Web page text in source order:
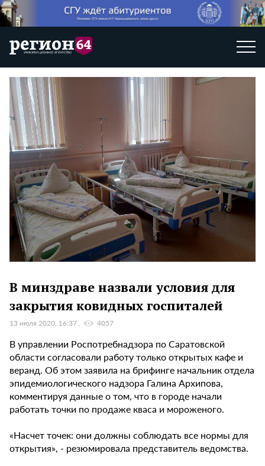
В минздраве назвали условия для
закрытия ковидных госпиталей
13 июля 2020, 16:37 4057
В управлении Роспотребнадзора по Саратовской
области согласовали работу только открытых кафе и
веранд. Об этом заявила на брифинге начальник отдела
эпидемиологического надзора Галина Архипова,
комментируя данные о том, что в городе начали
работать точки по продаже кваса и мороженого.
«Насчет точек: они должны соблюдать все нормы для
открытия», - резюмировала представитель ведомства.